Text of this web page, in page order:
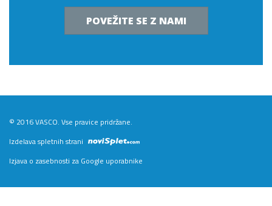
POVEŽITE SE Z NAMI
© 2016 VASCO. Vse pravice pridržane.
Izdelava spletnih strani
Izjava o zasebnosti za Google uporabnike